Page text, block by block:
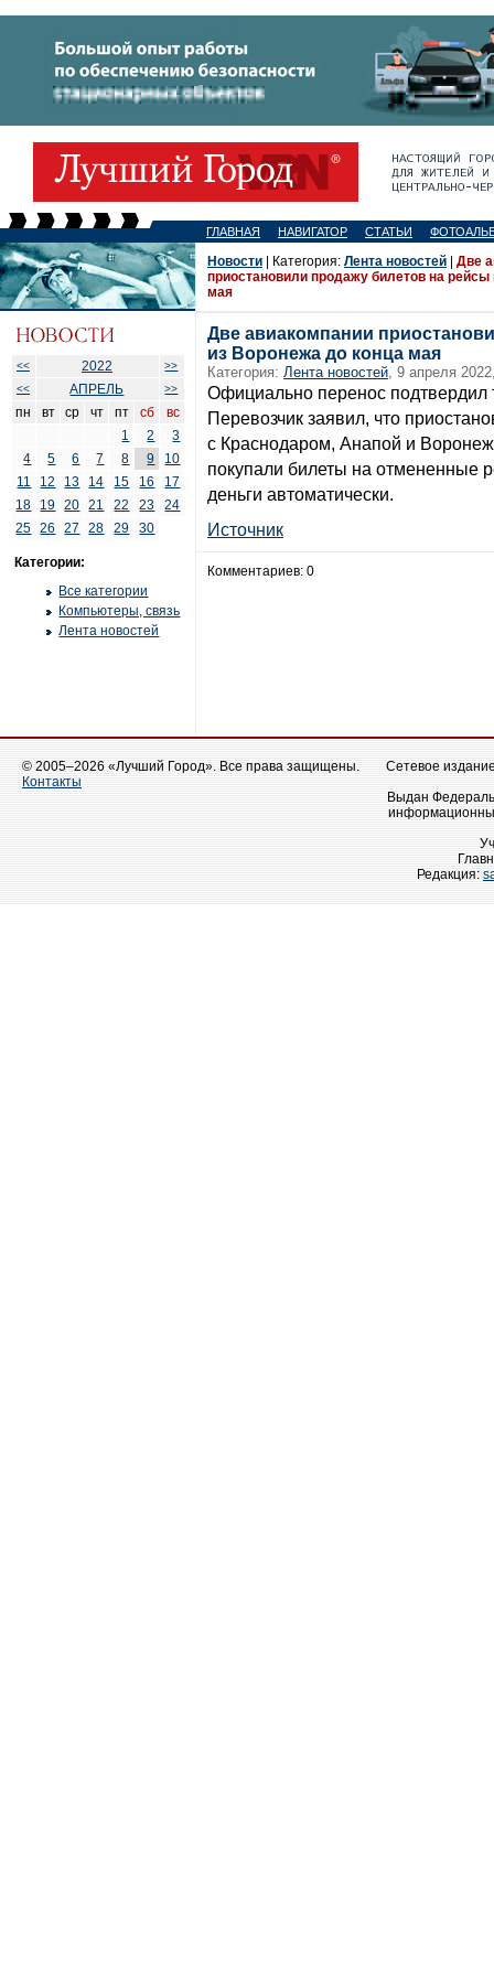
ГЛАВНАЯ НАВИГАТОР СТАТЬИ
<< 2022
>>
<<
АПРЕЛЬ >>
пн вт ср чт пт сб
вс
1
2
3
4
5 6 7 8 9
10
11
12 13 14 15 16
17
18
19 20 21 22 23
24
25
26 27 28 29 30
Категории:
Все категории
Компьютеры, связь
Лента новостей
Новости | Категория: Лента новостей
Две
приостановили продажу билетов на
мая
Две авиакомпании
из Воронежа до конца мая
Категория: Лента новостей, 9 апреля
Официально перенос подтвердил
Перевозчик заявил, что
с Краснодаром, Анапой и
покупали билеты на отмененные
деньги автоматически.
Источник
Комментариев: 0
© 2005–2026 «Лучший Город». Все права защищены.
Контакты
Сетевое
Выдан
Редакция: